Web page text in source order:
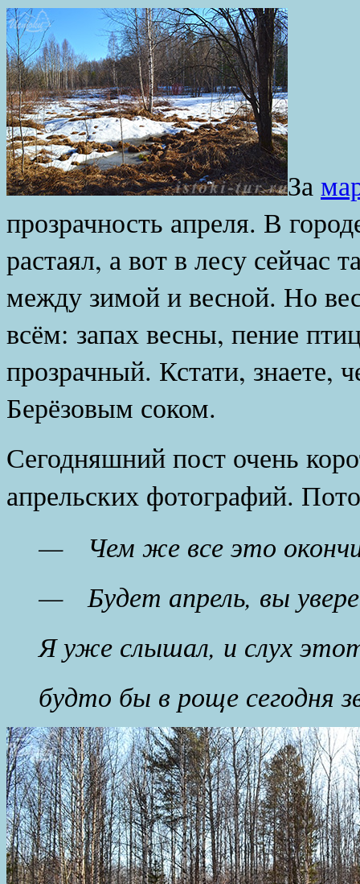
За
прозрачность апреля. В
растаял, а вот в лесу сейчас
между зимой и весной. Но
всём: запах весны, пение
прозрачный. Кстати, знаете,
Берёзовым соком.
Сегодняшний пост очень
апрельских фотографий.
— Чем же все это
— Будет апрель, вы
Я уже слышал, и слух
будто бы в роще сегодня